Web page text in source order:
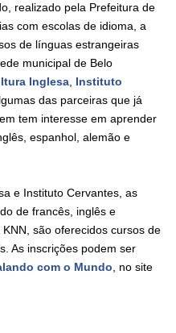
realizado pela Prefeitura de
com escolas de idioma, a
de línguas estrangeiras
municipal de Belo
Inglesa, Instituto
das parceiras que já
tem interesse em aprender
espanhol, alemão e
e Instituto Cervantes, as
de francês, inglês e
são oferecidos cursos de
As inscrições podem ser
com o Mundo, no site